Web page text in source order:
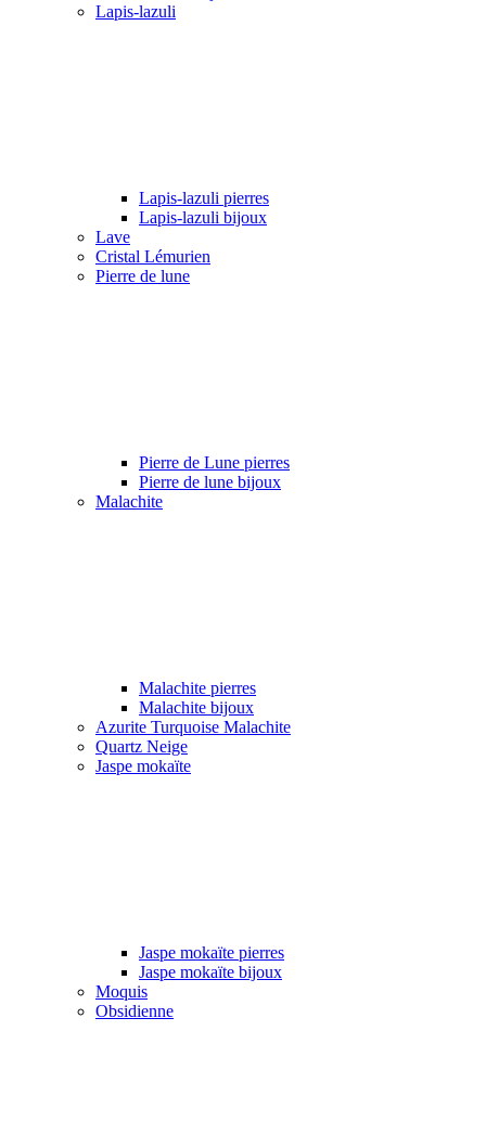
Lapis-lazuli
Lapis-lazuli pierres
Lapis-lazuli bijoux
Lave
Cristal Lémurien
Pierre de lune
Pierre de Lune pierres
Pierre de lune bijoux
Malachite
Malachite pierres
Malachite bijoux
Azurite Turquoise Malachite
Quartz Neige
Jaspe mokaïte
Jaspe mokaïte pierres
Jaspe mokaïte bijoux
Moquis
Obsidienne